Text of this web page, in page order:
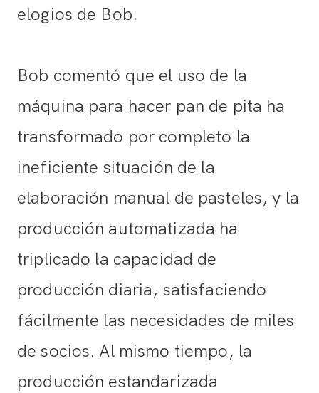
elogios de Bob.
Bob comentó que el uso de la
máquina para hacer pan de pita ha
transformado por completo la
ineficiente situación de la
elaboración manual de pasteles, y la
producción automatizada ha
triplicado la capacidad de
producción diaria, satisfaciendo
fácilmente las necesidades de miles
de socios. Al mismo tiempo, la
producción estandarizada